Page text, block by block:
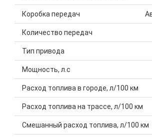
Коробка передач
Количество передач
Тип привода
Мощность, л.с
Расход топлива в городе, л/100 км
Расход топлива на трассе, л/100 км
Смешанный расход топлива, л/100 км